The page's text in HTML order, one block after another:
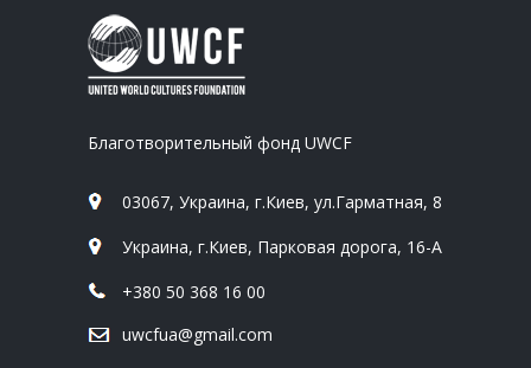
Благотворительный фонд UWCF
03067, Украина, г.Киев, ул.Гарматная, 8
Украина, г.Киев, Парковая дорога, 16-А
+380 50 368 16 00
uwcfua@gmail.com